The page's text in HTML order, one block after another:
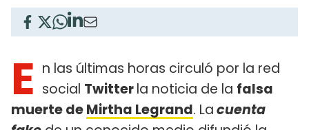
E n las últimas horas circuló por la red
social Twitterla noticia de la falsa
muerte deMirtha Legrand. Lacuenta